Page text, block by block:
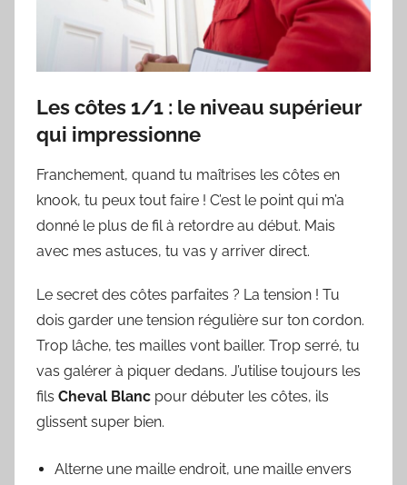
Les côtes 1/1 : le niveau supérieur
qui impressionne
Franchement, quand tu maîtrises les côtes en
knook, tu peux tout faire ! C’est le point qui m’a
donné le plus de fil à retordre au début. Mais
avec mes astuces, tu vas y arriver direct.
Le secret des côtes parfaites ? La tension ! Tu
dois garder une tension régulière sur ton cordon.
Trop lâche, tes mailles vont bailler. Trop serré, tu
vas galérer à piquer dedans. J’utilise toujours les
fils Cheval Blanc pour débuter les côtes, ils
glissent super bien.
Alterne une maille endroit, une maille envers